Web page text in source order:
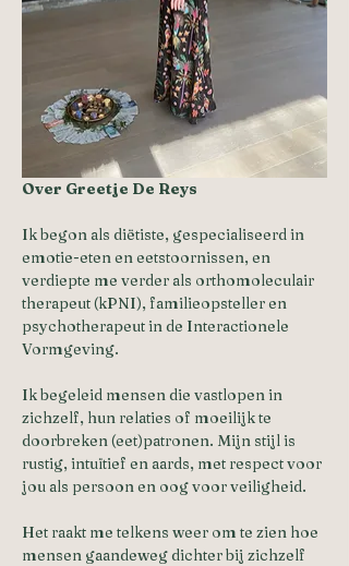
Over Greetje De Reys
Ik begon als diëtiste, gespecialiseerd in
emotie-eten en eetstoornissen, en
verdiepte me verder als orthomoleculair
therapeut (kPNI), familieopsteller en
psychotherapeut in de Interactionele
Vormgeving.
Ik begeleid mensen die vastlopen in
zichzelf, hun relaties of moeilijk te
doorbreken (eet)patronen. Mijn stijl is
rustig, intuïtief en aards, met respect voor
jou als persoon en oog voor veiligheid.
Het raakt me telkens weer om te zien hoe
mensen gaandeweg dichter bij zichzelf